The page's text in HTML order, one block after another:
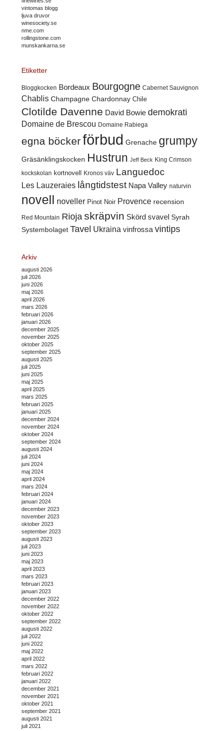
vintomas blogg
ljuva druvor
winesociety.se
nme.com
rollingstone.com
munskankarna.se
Etiketter
Bloggkocken Bordeaux Bourgogne Cabernet Sauvignon
Chablis Champagne Chardonnay Chile
Clotilde Davenne David Bowie demokrati
Domaine de Brescou Domaine Rabiega
egna böckerförbud Grenache grumpy
Gräsänklingskocken Hustrun Jeff Beck King Crimson
kockskolan kortnovell Kronos väv Languedoc
Les Lauzeraies långtidstest Napa Valley naturvin
novell noveller Pinot Noir Provence recension
Red Mountain Rioja skräpvin Skörd svavel Syrah
Systembolaget Tavel Ukraina vinfrossa vintips
Arkiv
augusti 2026
juli 2026
juni 2026
maj 2026
april 2026
mars 2026
februari 2026
januari 2026
december 2025
november 2025
oktober 2025
september 2025
augusti 2025
juli 2025
juni 2025
maj 2025
april 2025
mars 2025
februari 2025
januari 2025
december 2024
november 2024
oktober 2024
september 2024
augusti 2024
juli 2024
juni 2024
maj 2024
april 2024
mars 2024
februari 2024
januari 2024
december 2023
november 2023
oktober 2023
september 2023
augusti 2023
juli 2023
juni 2023
maj 2023
april 2023
mars 2023
februari 2023
januari 2023
december 2022
november 2022
oktober 2022
september 2022
augusti 2022
juli 2022
juni 2022
maj 2022
april 2022
mars 2022
februari 2022
januari 2022
december 2021
november 2021
oktober 2021
september 2021
augusti 2021
juli 2021